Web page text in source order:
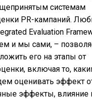
системам
PR-кампаний.
Evaluation
и мы сами, –
его на этапы от
включая то,
оценивать эффект
эффекты, влияние